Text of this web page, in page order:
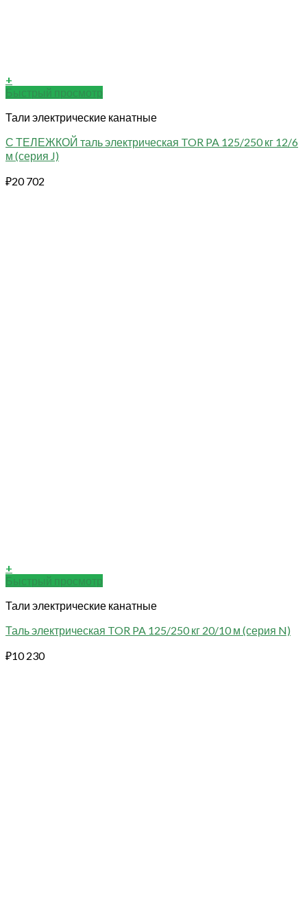
+
Быстрый просмотр
Тали электрические канатные
С ТЕЛЕЖКОЙ таль электрическая TOR PA 125/250 кг 12/6
м (серия J)
₽20 702
+
Быстрый просмотр
Тали электрические канатные
Таль электрическая TOR PA 125/250 кг 20/10 м (серия N)
₽10 230